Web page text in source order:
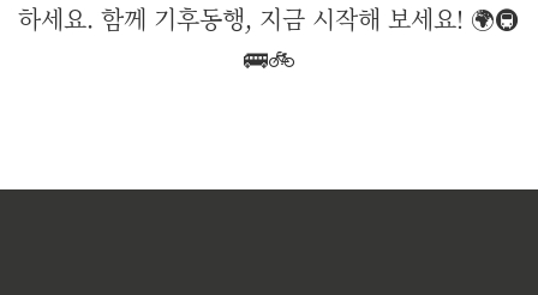
하세요. 함께 기후동행, 지금 시작해 보세요! 🌍🚇
🚌🚲